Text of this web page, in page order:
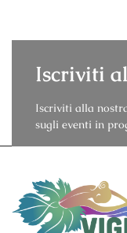
Iscriviti
Iscriviti alla
sugli eventi in